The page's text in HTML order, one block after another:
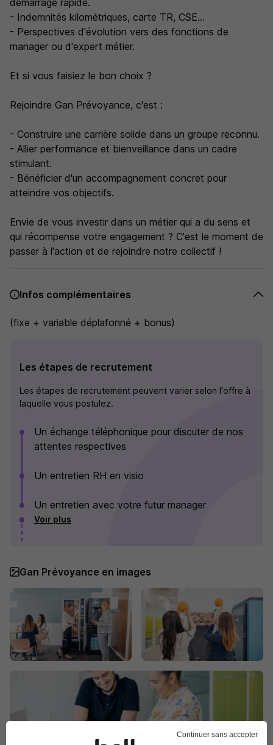
démarrage rapide.
- Indemnités kilométriques, carte TR, CSE...
- Perspectives d'évolution vers des fonctions de
manager ou d'expert métier.
Et si vous faisiez le bon choix ?
Rejoindre Gan Prévoyance, c'est :
- Construire une carrière solide dans un groupe reconnu.
- Allier performance et bienveillance dans un cadre
stimulant.
- Bénéficier d'un accompagnement concret pour
atteindre vos objectifs.
Envie de vous investir dans un métier qui a du sens et
qui récompense votre engagement ? C'est le moment de
passer à l'action et de rejoindre notre collectif !
Infos complémentaires
(fixe + variable déplafonné + bonus)
Les étapes de recrutement
Les étapes de recrutement peuvent varier selon l'offre à
laquelle vous postulez.
Un échange téléphonique pour discuter de nos
attentes respectives
Un entretien RH en visio
Un entretien avec votre futur manager
Voir plus
Gan Prévoyance en images
Continuer sans accepter